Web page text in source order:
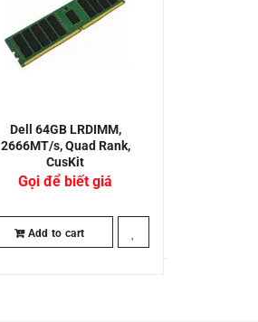
Dell 64GB LRDIMM,
2666MT/s, Quad Rank,
CusKit
Gọi để biết giá
Add to cart